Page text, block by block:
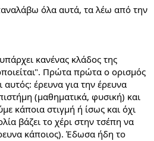
όλα αυτά, τα λέω από την
κανένας κλάδος της
Πρώτα πρώτα ο ορισμός
έρευνα για την έρευνα
(μαθηματικά, φυσική) και
κάποια στιγμή ή ίσως και όχι
βάζει το χέρι στην τσέπη να
κάποιος). Έδωσα ήδη το